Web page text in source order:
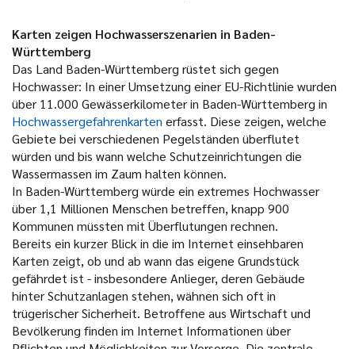
Karten zeigen Hochwasserszenarien in Baden-
Württemberg
Das Land Baden-Württemberg rüstet sich gegen
Hochwasser: In einer Umsetzung einer EU-Richtlinie wurden
über 11.000 Gewässerkilometer in Baden-Württemberg in
Hochwassergefahrenkarten erfasst. Diese zeigen, welche
Gebiete bei verschiedenen Pegelständen überflutet
würden und bis wann welche Schutzeinrichtungen die
Wassermassen im Zaum halten können.
In Baden-Württemberg würde ein extremes Hochwasser
über 1,1 Millionen Menschen betreffen, knapp 900
Kommunen müssten mit Überflutungen rechnen.
Bereits ein kurzer Blick in die im Internet einsehbaren
Karten zeigt, ob und ab wann das eigene Grundstück
gefährdet ist - insbesondere Anlieger, deren Gebäude
hinter Schutzanlagen stehen, wähnen sich oft in
trügerischer Sicherheit. Betroffene aus Wirtschaft und
Bevölkerung finden im Internet Informationen über